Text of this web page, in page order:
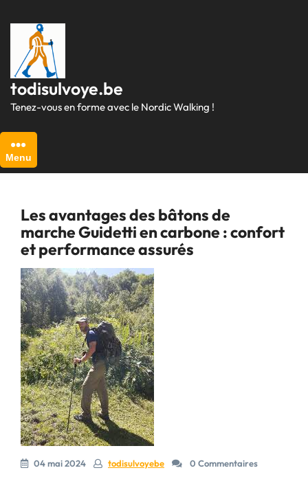
au
contenu
todisulvoye.be
Tenez-vous en forme avec le Nordic Walking !
Menu
Les avantages des bâtons de
marche Guidetti en carbone : confort
et performance assurés
04 mai 2024 todisulvoyebe 0 Commentaires